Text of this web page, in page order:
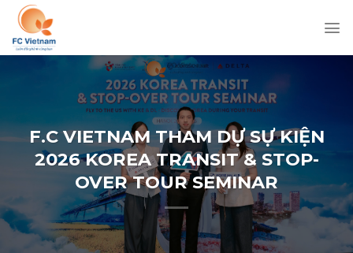
Chuyển
đến
nội
F.C VIETNAM THAM DỰ SỰ KIỆN
2026 KOREA TRANSIT & STOP-
OVER TOUR SEMINAR